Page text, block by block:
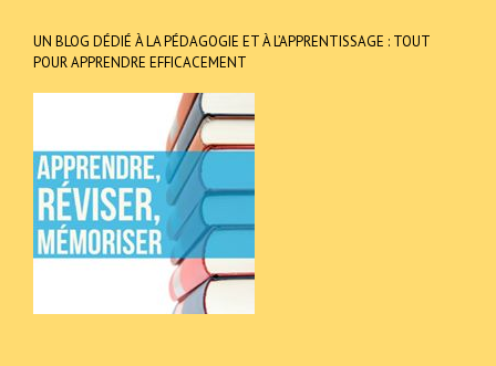
UN BLOG DÉDIÉ À LA PÉDAGOGIE ET À L’APPRENTISSAGE : TOUT
POUR APPRENDRE EFFICACEMENT